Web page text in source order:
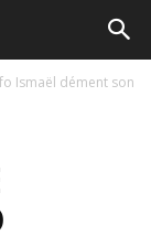
Ismaël dément son